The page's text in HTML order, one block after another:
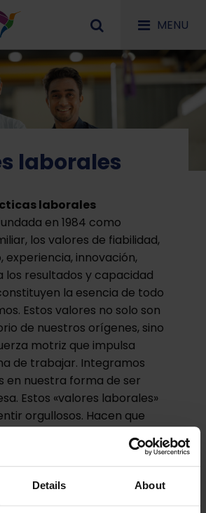
Details About
MENU
laborales
laborales
en 1984 como
los valores de fiabilidad,
experiencia, innovación,
los resultados y capacidad
la esencia de todo
Estos valores no solo son
de nuestros orígenes, sino
motriz que impulsa
de trabajar. Integramos
en nuestra forma de ser
Estos «valores laborales»
orgullosos. Hacen que
se sientan a gusto en
humano, arraigado en